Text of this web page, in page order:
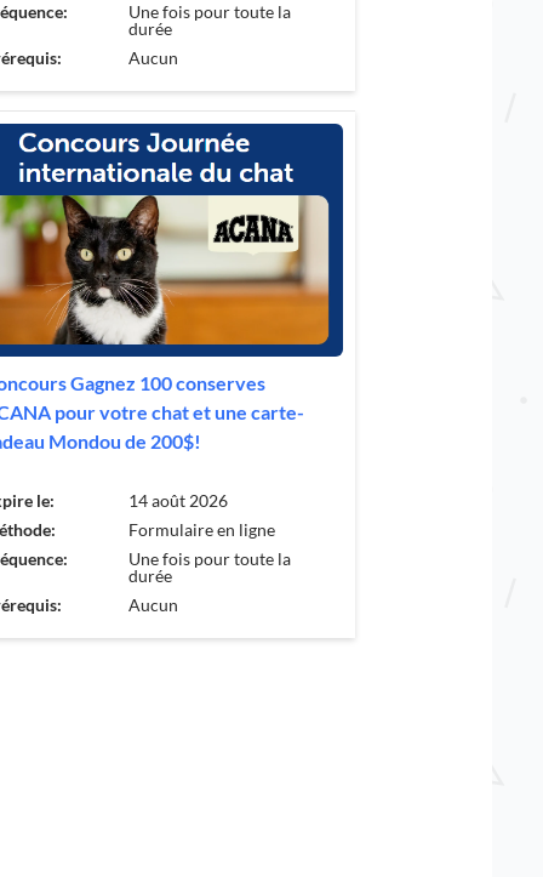
Une fois pour toute la
durée
Aucun
Gagnez 100 conserves
pour votre chat et une carte-
Mondou de 200$!
le:
14 août 2026
Formulaire en ligne
Une fois pour toute la
durée
Aucun